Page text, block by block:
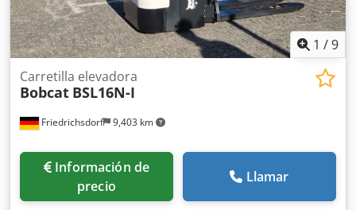
1 /9
Friedrichsdorf 9,403 km
Carretilla elevadora
Bobcat BSL16N-I
Información de
precio
Llamar